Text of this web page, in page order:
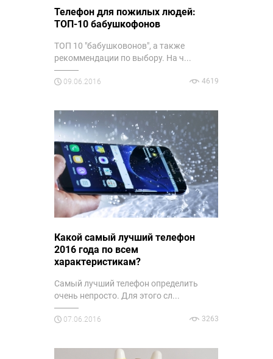
Телефон для пожилых людей:
ТОП-10 бабушкофонов
ТОП 10 "бабушковонов", а также
рекоммендации по выбору. На ч...
09.06.2016 4619
Какой самый лучший телефон
2016 года по всем
характеристикам?
Самый лучший телефон определить
очень непросто. Для этого сл...
07.06.2016 3263